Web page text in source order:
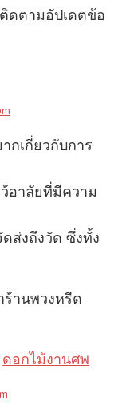
ดตามอัปเดตข้อ
กเกี่ยวกับการ
อาลัยที่มีความ
ส่งถึงวัด ซึ่งทั้ง
านพวงหรีด
ดอกไม้งานศพ